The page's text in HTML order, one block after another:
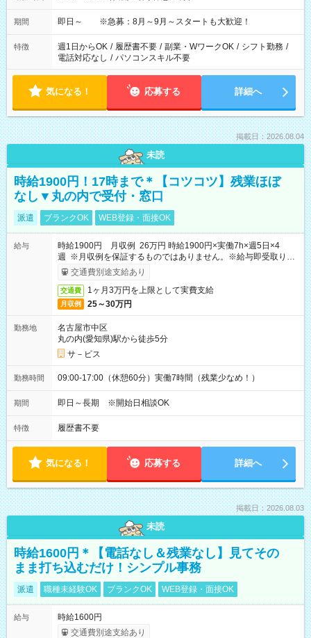
期間 即日～ ※急募：8月～9月～スタートも大歓迎！
特徴 週1日からOK / 履歴書不要 / 副業・WワークOK / シフト勤務 /
電話対応なし / パソコンスキル不要
気になる！ 応募する 詳細へ
掲載日：2026.08.04
未読
時給1900円！17時まで＊【コツコツ】残業ほぼ
なし▼丸の内で受付・窓口
派遣 ブランクOK WEB登録・面接OK
給与
時給1900円 月収例 26万円 時給1900円×実働7h×週5日×4
週 ※月収例を保証するものではありません。※給与即受取りサ
ービス利用可（利用条件有）
交通費別途支給あり
交通費 1ヶ月3万円を上限として実費支給
月収例 25～30万円
勤務地
名古屋市中区
丸の内(愛知県)駅から徒歩5分
サ－ビス
勤務時間 09:00-17:00（休憩60分）実働7時間（残業少なめ！）
期間 即日～長期 ※開始日相談OK
特徴 履歴書不要
気になる！ 応募する 詳細へ
掲載日：2026.08.03
未読
時給1600円＊【電話なし＆残業なし】見てその
まま打ち込むだけ！シンプル事務
派遣 職種未経験OK ブランクOK WEB登録・面接OK
給与
時給1600円
交通費別途支給あり